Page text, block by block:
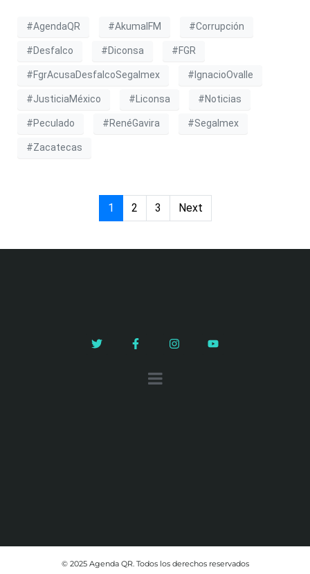
#AgendaQR #AkumalFM #Corrupción
#Desfalco #Diconsa #FGR
#FgrAcusaDesfalcoSegalmex #IgnacioOvalle
#JusticiaMéxico #Liconsa #Noticias
#Peculado #RenéGavira #Segalmex
#Zacatecas
1 2 3 Next
© 2025 Agenda QR. Todos los derechos reservados